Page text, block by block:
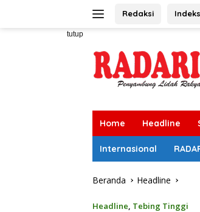
Redaksi
tutup
Home Headline
Internasional
Beranda Headline
Headline, Tebing Tinggi